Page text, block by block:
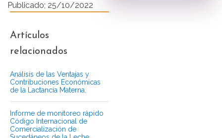
Publicado; 25/10/2022
Artículos
relacionados
Análisis de las Ventajas y
Contribuciones Económicas
de la Lactancia Materna.
Informe de monitoreo rápido
Código Internacional de
Comercialización de